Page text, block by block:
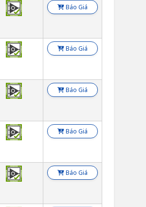
Báo Giá
Báo Giá
Báo Giá
Báo Giá
Báo Giá